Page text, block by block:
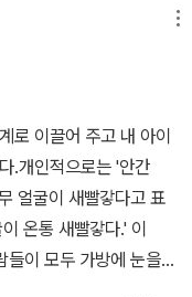
리말꽃》, 《쉬운 말이 평
동시》, 《시골에서 살림
. blog.naver.com/hboo
는 사람이 많았는데 요
폐지를 주워 생활비에
이 아닌 나이든 어르신
아서 판다. 가끔은 찻길
더 힘들 수밖에 없다.
게 하나둘 힘을 합쳐 손
는 모습이 아름답다는
로 이끌어 주고 내 아이
.개인적으로는 '안간
얼굴이 새빨갛다고 표
온통 새빨갛다.' 이
들이 모두 가방에 눈을